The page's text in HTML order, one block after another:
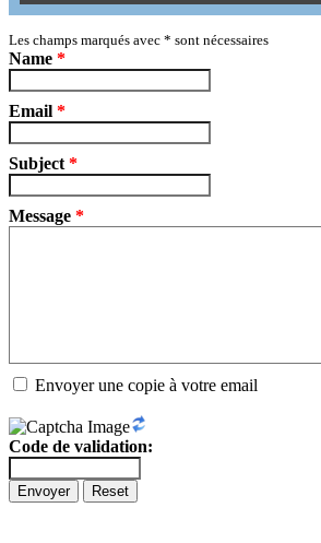
Les champs marqués avec * sont nécessaires
Name *
Email *
Subject *
Message *
Envoyer une copie à votre email
Code de validation:
Envoyer Reset